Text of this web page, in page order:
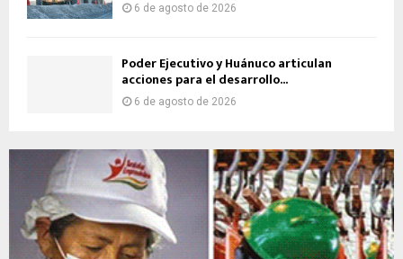
6 de agosto de 2026
Poder Ejecutivo y Huánuco articulan
acciones para el desarrollo...
6 de agosto de 2026